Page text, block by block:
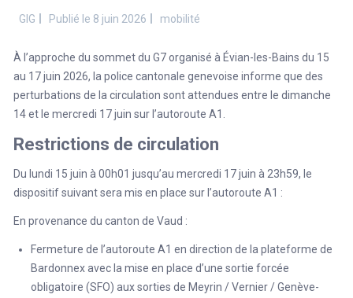
GIG Publié le 8 juin 2026 mobilité
À l’approche du sommet du G7 organisé à Évian-les-Bains du 15
au 17 juin 2026, la police cantonale genevoise informe que des
perturbations de la circulation sont attendues entre le dimanche
14 et le mercredi 17 juin sur l’autoroute A1.
Restrictions de circulation
Du lundi 15 juin à 00h01 jusqu’au mercredi 17 juin à 23h59, le
dispositif suivant sera mis en place sur l’autoroute A1 :
En provenance du canton de Vaud :
Fermeture de l’autoroute A1 en direction de la plateforme de
Bardonnex avec la mise en place d’une sortie forcée
obligatoire (SFO) aux sorties de Meyrin / Vernier / Genève-